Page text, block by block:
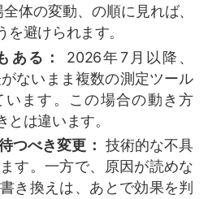
体の変動、の順に見れば、
を避けられます。
ある：
2026年7月以降、
ないまま複数の測定ツール
います。この場合の動き方
は違います。
つべき変更： 技術的な不具
す。一方で、原因が読めな
き換えは、あとで効果を判